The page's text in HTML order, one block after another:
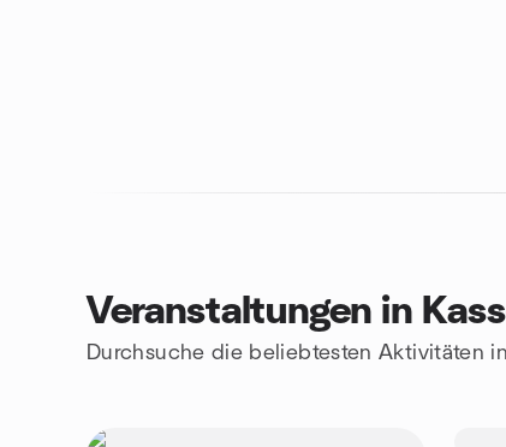
Veranstaltungen in
Durchsuche die beliebtesten Aktivitäten in